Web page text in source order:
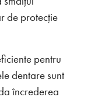
de protecție
pentru
dentare sunt
încrederea